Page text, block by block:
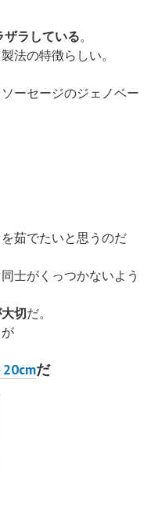
ザラしている。
法の特徴らしい。
ーセージのジェノベー
茹でたいと思うのだ
士がくっつかないよう
切だ。
が
だ